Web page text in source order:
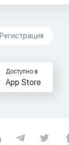
Регистрация
Доступно в
App Store